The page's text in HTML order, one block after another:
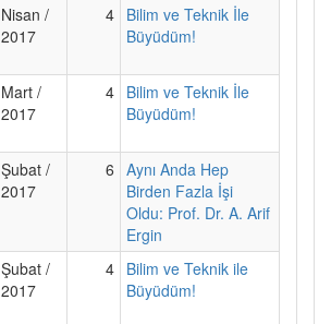
Nisan /
2017
4 Bilim ve Teknik İle
Büyüdüm!
Mart /
2017
4 Bilim ve Teknik İle
Büyüdüm!
Şubat /
2017
6 Aynı Anda Hep
Birden Fazla İşi
Oldu: Prof. Dr. A. Arif
Ergin
Şubat /
2017
4 Bilim ve Teknik ile
Büyüdüm!